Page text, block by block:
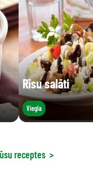
Rīsu salāti
Viegla
receptes >